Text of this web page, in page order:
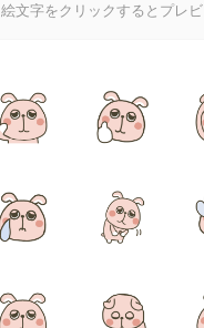
絵文字をクリックするとプレビ